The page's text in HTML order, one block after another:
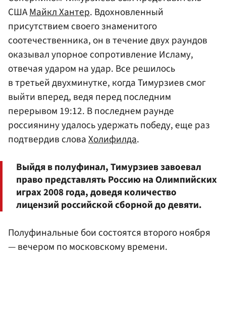
СШАМайкл Хантер. Вдохновленный
присутствием своего знаменитого
соотечественника, он в течение двух раундов
оказывал упорное сопротивление Исламу,
отвечая ударом на удар. Все решилось
в третьей двухминутке, когда Тимурзиев смог
выйти вперед, ведя перед последним
перерывом 19:12. В последнем раунде
россиянину удалось удержать победу, еще раз
подтвердив словаХолифилда.
Выйдя в полуфинал, Тимурзиев завоевал
право представлять Россию на Олимпийских
играх 2008 года, доведя количество
лицензий российской сборной до девяти.
Полуфинальные бои состоятся второго ноября
— вечером по московскому времени.